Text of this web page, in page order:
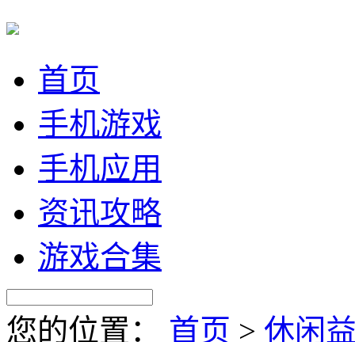
首页
手机游戏
手机应用
资讯攻略
游戏合集
您的位置： 首页 > 休闲